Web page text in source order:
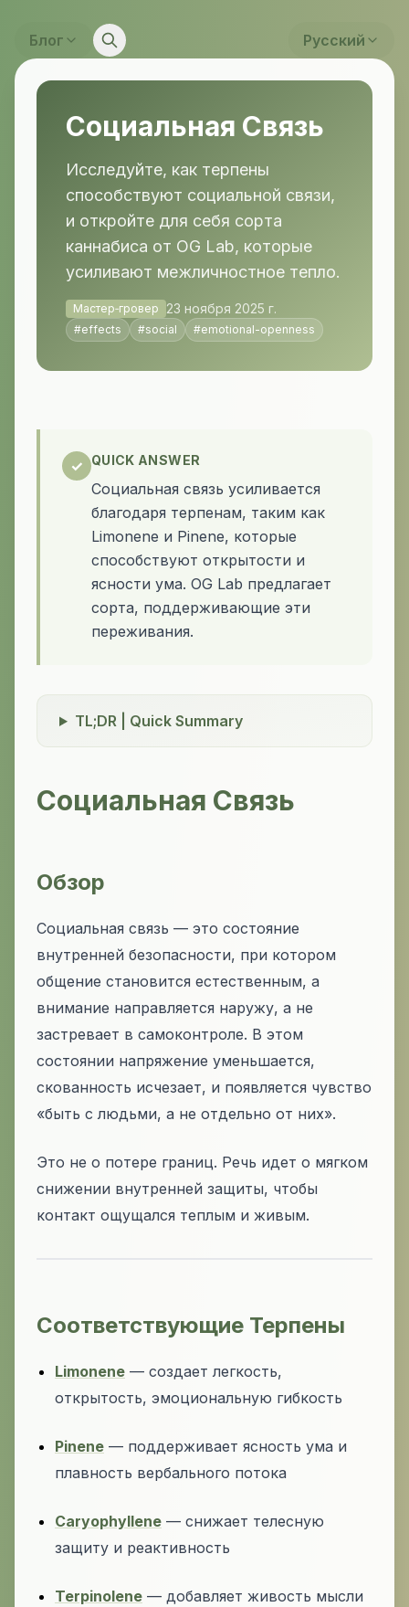
Блог Русский
Социальная Связь
Исследуйте, как терпены
способствуют социальной связи,
и откройте для себя сорта
каннабиса от OG Lab, которые
усиливают межличностное тепло.
Мастер‑гровер 23 ноября 2025 г.
#effects #social #emotional-openness
✓ QUICK ANSWER
Социальная связь усиливается
благодаря терпенам, таким как
Limonene и Pinene, которые
способствуют открытости и
ясности ума. OG Lab предлагает
сорта, поддерживающие эти
переживания.
TL;DR | Quick Summary
Социальная Связь
Обзор
Социальная связь — это состояние
внутренней безопасности, при котором
общение становится естественным, а
внимание направляется наружу, а не
застревает в самоконтроле. В этом
состоянии напряжение уменьшается,
скованность исчезает, и появляется чувство
«быть с людьми, а не отдельно от них».
Это не о потере границ. Речь идет о мягком
снижении внутренней защиты, чтобы
контакт ощущался теплым и живым.
Соответствующие Терпены
Limonene — создает легкость,
открытость, эмоциональную гибкость
Pinene — поддерживает ясность ума и
плавность вербального потока
Caryophyllene — снижает телесную
защиту и реактивность
Terpinolene — добавляет живость мысли